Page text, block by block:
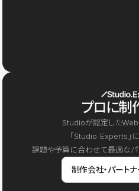
プロに制
Studioが認定した
「Studio Experts」
課題や予算に合わせて最適なパ
制作会社・パート